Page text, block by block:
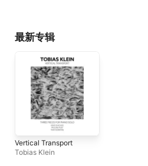
最新专辑
Vertical Transport
Tobias Klein